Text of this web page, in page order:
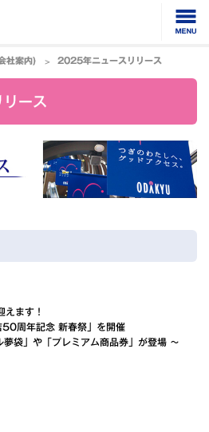
社案内) 2025年ニュースリリース
ース
ます！
周年記念 新春祭」を開催
袋」や「プレミアム商品券」が登場 ～